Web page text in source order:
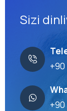
Sizi
+90
+90